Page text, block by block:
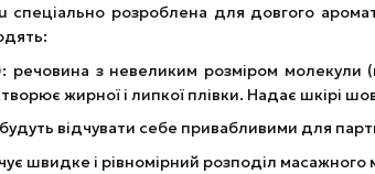
спеціально розроблена для довгого
з невеликим розміром молекули
жирної і липкої плівки. Надає шкірі
будуть відчувати себе привабливими для
швидке і рівномірний розподіл масажного